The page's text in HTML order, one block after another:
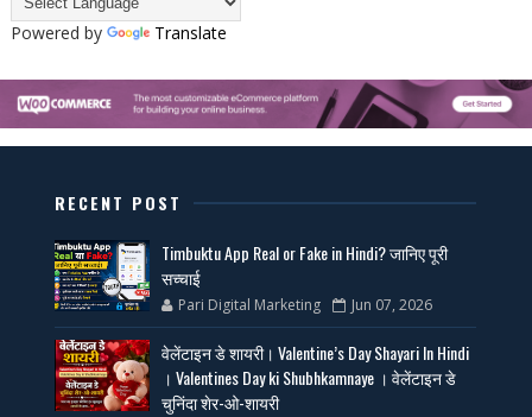
Powered by Translate
RECENT POST
Timbuktu App Real or Fake in Hindi? जानिए पूरी
सच्चाई
Pari Digital Marketing Jun 07, 2026
वेलेंटाइन डे शायरी। Valentine’s Day Shayari In Hindi
। Valentines Day ki Shubhkamnaye । वेलेंटाइन डे
चुनिंदा शेर-ओ-शायरी